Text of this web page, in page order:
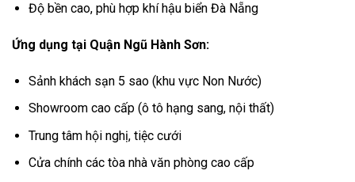
Độ bền cao, phù hợp khí hậu biển Đà Nẵng
Ứng dụng tại Quận Ngũ Hành Sơn:
Sảnh khách sạn 5 sao (khu vực Non Nước)
Showroom cao cấp (ô tô hạng sang, nội thất)
Trung tâm hội nghị, tiệc cưới
Cửa chính các tòa nhà văn phòng cao cấp